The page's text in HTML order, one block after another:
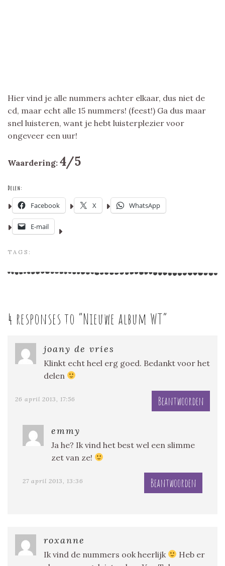
Hier vind je alle nummers achter elkaar, dus niet de
cd, maar echt alle 15 nummers! (feest!) Ga dus maar
snel luisteren, want je hebt luisterplezier voor
ongeveer een uur!
Waardering: 4/5
Delen:
Facebook X WhatsApp
E-mail
TAGS:
4 responses to “Nieuwe album WT”
joany de vries
Klinkt echt heel erg goed. Bedankt voor het
delen
26 april 2013, 17:56 Beantwoorden
emmy
Ja he? Ik vind het best wel een slimme
zet van ze!
27 april 2013, 13:36 Beantwoorden
roxanne
Ik vind de nummers ook heerlijk
Heb er